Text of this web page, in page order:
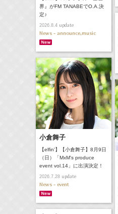
界』がFM TANABEでO.A.決
定♪
2026.8.4update
News - announce,music
小倉舞子
【elfin'】【小倉舞子】8月9日
（日）「MxM's produce
event vol.14」に出演決定！
2026.7.28update
News - event